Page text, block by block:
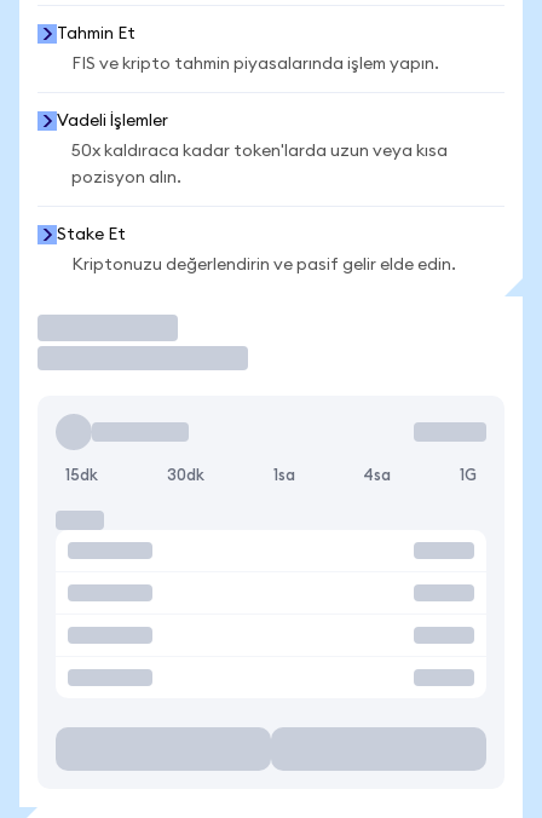
Tahmin Et
FIS ve kripto tahmin piyasalarında işlem yapın.
Vadeli İşlemler
50x kaldıraca kadar token'larda uzun veya kısa
pozisyon alın.
Stake Et
Kriptonuzu değerlendirin ve pasif gelir elde edin.
15dk 30dk 1sa 4sa 1G